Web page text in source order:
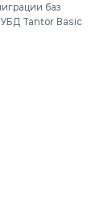
баз
Tantor Basic